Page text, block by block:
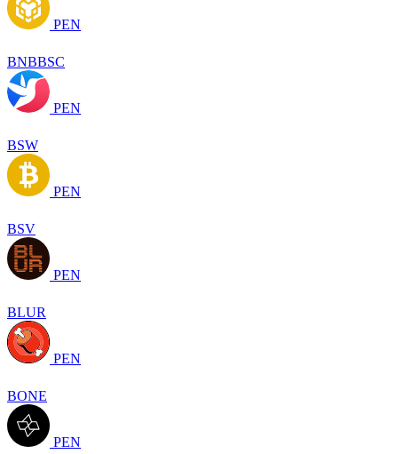
PEN
BNBBSC
PEN
BSW
PEN
BSV
PEN
BLUR
PEN
BONE
PEN